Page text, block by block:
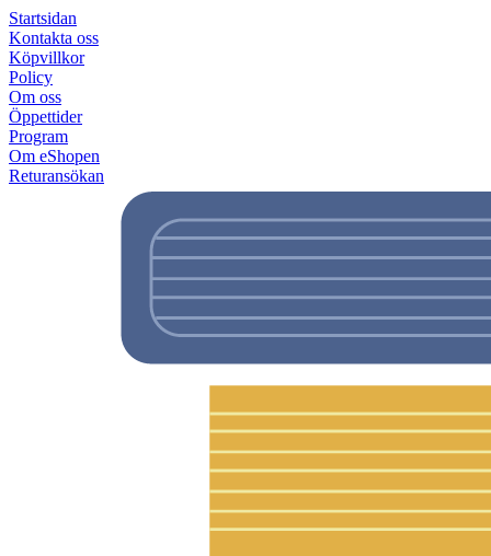
Startsidan
Kontakta oss
Köpvillkor
Policy
Om oss
Öppettider
Program
Om eShopen
Returansökan